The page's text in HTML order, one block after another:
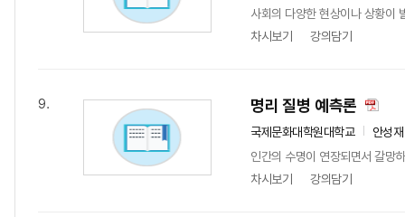
사회의 다양한 현상이나 상황이
차시보기
강의담기
9. 명리 질병 예측론
국제문화대학원대학교
안성재
인간의 수명이 연장되면서 갈망
차시보기
강의담기